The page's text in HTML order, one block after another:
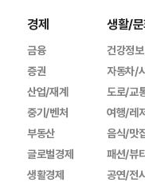
경제
금융
증권
산업/재계
중기/벤처
부동산
글로벌경제
생활경제
생활/
건강정보
자동차/
도로/교
여행/레
음식/맛
패션/뷰
공연/전